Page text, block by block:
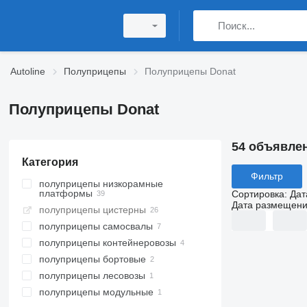
Autoline Полуприцепы Полуприцепы Donat
Полуприцепы Donat
Категория
полуприцепы низкорамные
платформы
полуприцепы цистерны
полуприцепы самосвалы
полуприцепы контейнеровозы
полуприцепы бортовые
полуприцепы лесовозы
полуприцепы модульные
54
Фильтр
Сортировка:
Дата